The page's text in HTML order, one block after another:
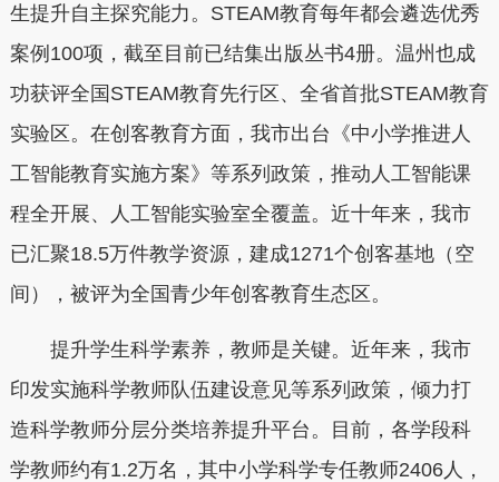
生提升自主探究能力。STEAM教育每年都会遴选优秀
案例100项，截至目前已结集出版丛书4册。温州也成
功获评全国STEAM教育先行区、全省首批STEAM教育
实验区。在创客教育方面，我市出台《中小学推进人
工智能教育实施方案》等系列政策，推动人工智能课
程全开展、人工智能实验室全覆盖。近十年来，我市
已汇聚18.5万件教学资源，建成1271个创客基地（空
间），被评为全国青少年创客教育生态区。
提升学生科学素养，教师是关键。近年来，我市
印发实施科学教师队伍建设意见等系列政策，倾力打
造科学教师分层分类培养提升平台。目前，各学段科
学教师约有1.2万名，其中小学科学专任教师2406人，